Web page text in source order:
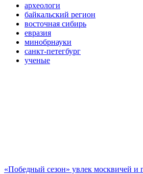
археологи
байкальский регион
восточная сибирь
евразия
минобрнауки
санкт-петегбург
ученые
«Победный сезон» увлек москвичей и